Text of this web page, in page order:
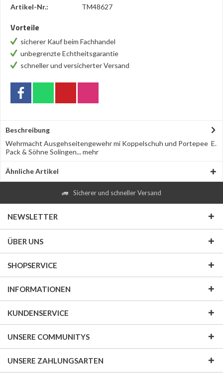
Artikel-Nr.: TM48627
Vorteile
sicherer Kauf beim Fachhandel
unbegrenzte Echtheitsgarantie
schneller und versicherter Versand
Beschreibung
Wehrmacht Ausgehseitengewehr mi Koppelschuh und Portepee E.
Pack & Söhne Solingen...mehr
Ähnliche Artikel
Sicherer und schneller Versand
NEWSLETTER
ÜBER UNS
SHOPSERVICE
INFORMATIONEN
KUNDENSERVICE
UNSERE COMMUNITYS
UNSERE ZAHLUNGSARTEN